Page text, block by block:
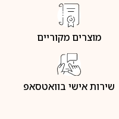
מוצרים מקוריים
שירות אישי בוואטסאפ